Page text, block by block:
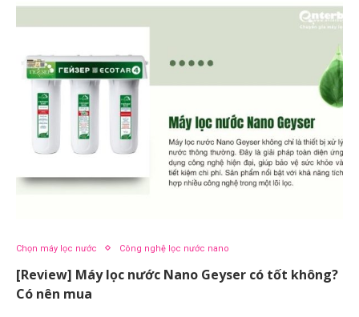
Chọn máy lọc nước Công nghệ lọc nước nano
[Review] Máy lọc nước Nano Geyser có tốt không?
Có nên mua